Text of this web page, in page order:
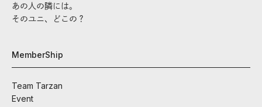
あの人の隣には。
そのユニ、どこの？
MemberShip
Team Tarzan
Event